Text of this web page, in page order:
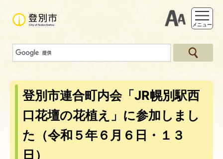
支援ツー
メニュー
登別市連合町内会「JR幌別駅西
口花壇の花植え」に参加しまし
た（令和５年６月６日・１３
日）